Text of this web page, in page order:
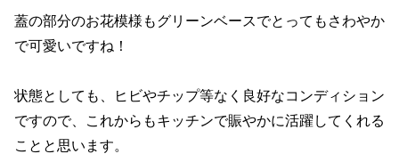
蓋の部分のお花模様もグリーンベースでとってもさわやか
で可愛いですね！
状態としても、ヒビやチップ等なく良好なコンディション
ですので、これからもキッチンで賑やかに活躍してくれる
ことと思います。